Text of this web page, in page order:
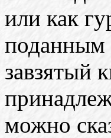
или как
поданным
завзятый
можно